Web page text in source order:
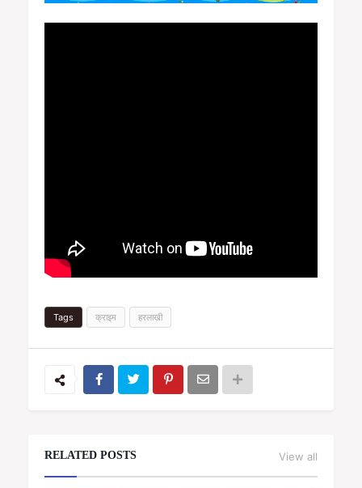
Tags क्राइम हरलाखी
RELATED POSTS View all